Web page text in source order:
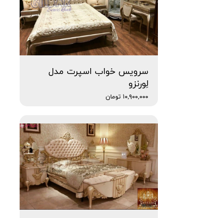
سرویس خواب اسپرت مدل
لِورنزو
۱۰,۹۰۰,۰۰۰ تومان